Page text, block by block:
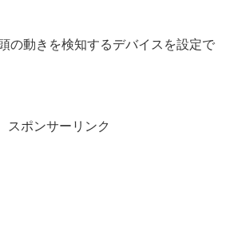
の動きを検知するデバイスを設定で
スポンサーリンク